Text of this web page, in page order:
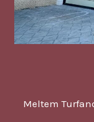
Meltem